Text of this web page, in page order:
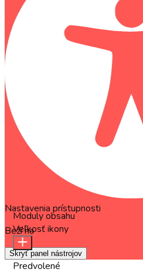
Nastavenia prístupnosti
Beží naOneTap
Skryť panel nástrojov
Moduly obsahu
Veľkosť ikony
Predvolené